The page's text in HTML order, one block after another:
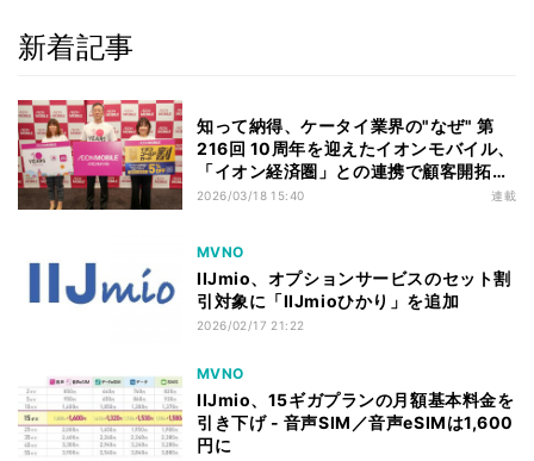
新着記事
知って納得、ケータイ業界の"なぜ" 第
216回 10周年を迎えたイオンモバイル、
「イオン経済圏」との連携で顧客開拓は
進むか
2026/03/18 15:40 連載
MVNO
IIJmio、オプションサービスのセット割
引対象に「IIJmioひかり」を追加
2026/02/17 21:22
MVNO
IIJmio、15ギガプランの月額基本料金を
引き下げ - 音声SIM／音声eSIMは1,600
円に